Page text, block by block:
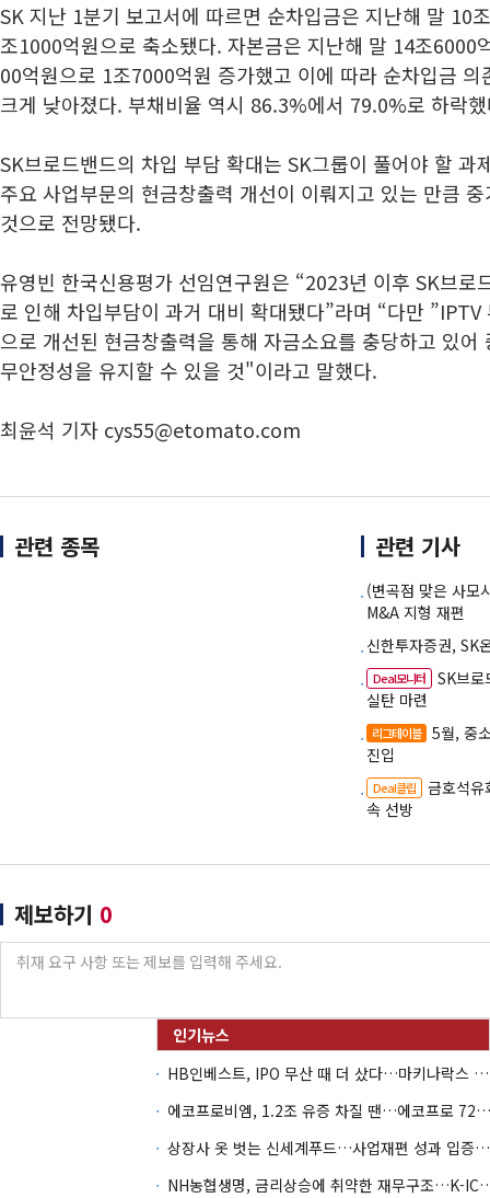
SK 지난 1분기 보고서에 따르면 순차입금은 지난해 말 10
조1000억원으로 축소됐다. 자본금은 지난해 말 14조6000
00억원으로 1조7000억원 증가했고 이에 따라 순차입금
크게 낮아졌다. 부채비율 역시 86.3%에서 79.0%로 하락
SK브로드밴드의 차입 부담 확대는 SK그룹이 풀어야 할 과
주요 사업부문의 현금창출력 개선이 이뤄지고 있는 만큼
것으로 전망됐다.
유영빈 한국신용평가 선임연구원은 “2023년 이후 SK브로
로 인해 차입부담이 과거 대비 확대됐다”라며 “다만
으로 개선된 현금창출력을 통해 자금소요를 충당하고 있어
무안정성을 유지할 수 있을 것"이라고 말했다.
최윤석 기자 cys55@etomato.com
관련 종목 관련 기사
(변곡점 맞은 사
M&A 지형 재편
신한투자증권, SK
Deal모니터
SK브
실탄 마련
리그테이블
5월, 중
진입
Deal클립
금호석
속 선방
제보하기 0
HB인베스트, IPO 무산 때 더 샀다…마키나락스 투자 2.7배 회수
에코프로비엠, 1.2조 유증 차질 땐…에코프로 7270억 '독박'
상장사 옷 벗는 신세계푸드…사업재편 성과 입증할까
NH농협생명, 금리상승에 취